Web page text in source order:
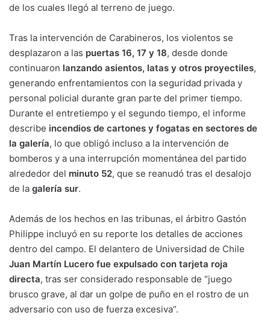
de los cuales llegó al terreno de juego.
Tras la intervención de Carabineros, los violentos se
desplazaron a las puertas 16, 17 y 18, desde donde
continuaron lanzando asientos, latas y otros proyectiles,
generando enfrentamientos con la seguridad privada y
personal policial durante gran parte del primer tiempo.
Durante el entretiempo y el segundo tiempo, el informe
describe incendios de cartones y fogatas en sectores de
la galería, lo que obligó incluso a la intervención de
bomberos y a una interrupción momentánea del partido
alrededor del minuto 52, que se reanudó tras el desalojo
de la galería sur.
Además de los hechos en las tribunas, el árbitro Gastón
Philippe incluyó en su reporte los detalles de acciones
dentro del campo. El delantero de Universidad de Chile
Juan Martín Lucero fue expulsado con tarjeta roja
directa, tras ser considerado responsable de “juego
brusco grave, al dar un golpe de puño en el rostro de un
adversario con uso de fuerza excesiva”.